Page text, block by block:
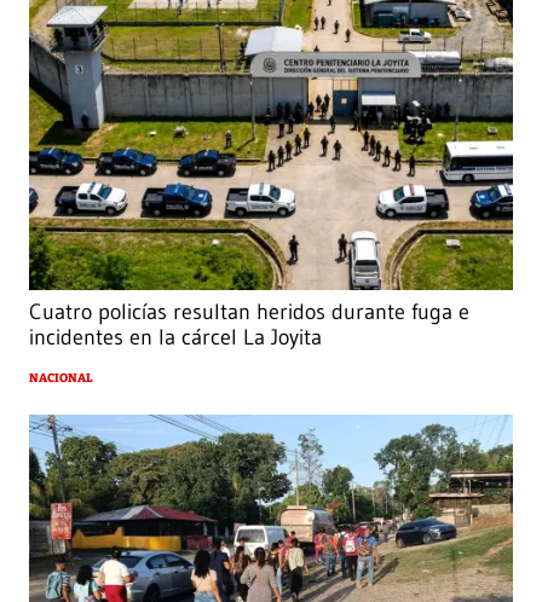
Cuatro policías resultan heridos durante fuga e
incidentes en la cárcel La Joyita
NACIONAL